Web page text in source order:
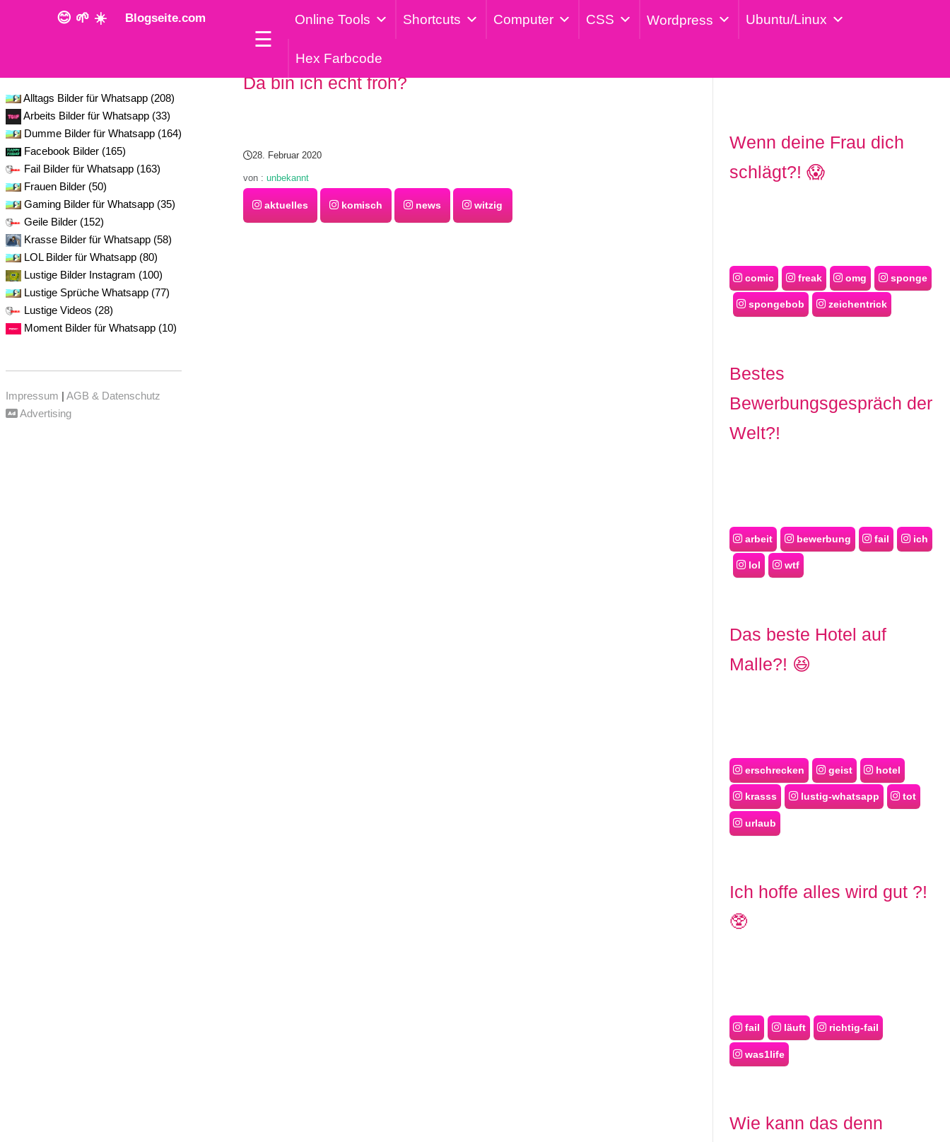
😊 🌱 ☀️ Blogseite.com
☰
Online Tools Shortcuts Computer CSS Wordpress Ubuntu/Linux
Hex Farbcode
Alltags Bilder für Whatsapp (208)
Arbeits Bilder für Whatsapp (33)
Dumme Bilder für Whatsapp (164)
Facebook Bilder (165)
Fail Bilder für Whatsapp (163)
Frauen Bilder (50)
Gaming Bilder für Whatsapp (35)
Geile Bilder (152)
Krasse Bilder für Whatsapp (58)
LOL Bilder für Whatsapp (80)
Lustige Bilder Instagram (100)
Lustige Sprüche Whatsapp (77)
Lustige Videos (28)
Moment Bilder für Whatsapp (10)
Impressum | AGB & Datenschutz
Advertising
Da bin ich echt froh?
28. Februar 2020
von : unbekannt
aktuelles komisch news witzig
Wenn deine Frau dich
schlägt?! 😱
comic freak omg sponge
spongebob zeichentrick
Bestes
Bewerbungsgespräch der
Welt?!
arbeit bewerbung fail ich
lol wtf
Das beste Hotel auf
Malle?! 😆
erschrecken geist hotel
krasss lustig-whatsapp tot
urlaub
Ich hoffe alles wird gut ?!
🥸
fail läuft richtig-fail
was1life
Wie kann das denn